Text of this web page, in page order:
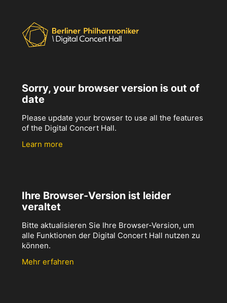
Sorry, your browser version is out of
date
Please update your browser to use all the features
of the Digital Concert Hall.
Learn more
Ihre Browser-Version ist leider
veraltet
Bitte aktualisieren Sie Ihre Browser-Version, um
alle Funktionen der Digital Concert Hall nutzen zu
können.
Mehr erfahren